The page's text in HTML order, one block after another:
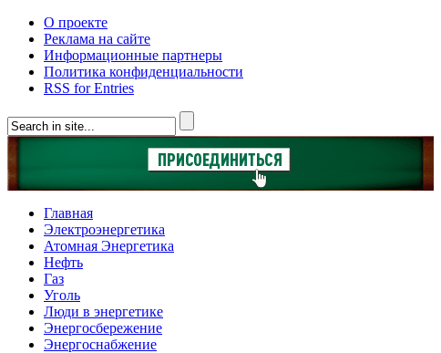
О проекте
Реклама на сайте
Информационные партнеры
Политика конфиденциальности
RSS for Entries
Главная
Электроэнергетика
Атомная Энергетика
Нефть
Газ
Уголь
Люди в энергетике
Энергосбережение
Энергоснабжение